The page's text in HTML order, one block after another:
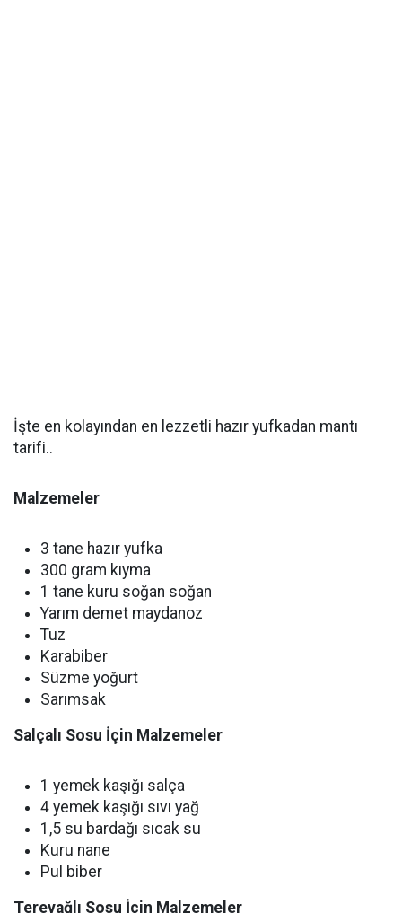
İşte en kolayından en lezzetli hazır yufkadan mantı
tarifi..
Malzemeler
3 tane hazır yufka
300 gram kıyma
1 tane kuru soğan soğan
Yarım demet maydanoz
Tuz
Karabiber
Süzme yoğurt
Sarımsak
Salçalı Sosu İçin Malzemeler
1 yemek kaşığı salça
4 yemek kaşığı sıvı yağ
1,5 su bardağı sıcak su
Kuru nane
Pul biber
Tereyağlı Sosu İçin Malzemeler